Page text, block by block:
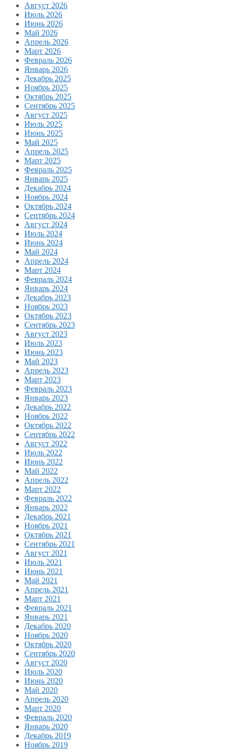
Август 2026
Июль 2026
Июнь 2026
Май 2026
Апрель 2026
Март 2026
Февраль 2026
Январь 2026
Декабрь 2025
Ноябрь 2025
Октябрь 2025
Сентябрь 2025
Август 2025
Июль 2025
Июнь 2025
Май 2025
Апрель 2025
Март 2025
Февраль 2025
Январь 2025
Декабрь 2024
Ноябрь 2024
Октябрь 2024
Сентябрь 2024
Август 2024
Июль 2024
Июнь 2024
Май 2024
Апрель 2024
Март 2024
Февраль 2024
Январь 2024
Декабрь 2023
Ноябрь 2023
Октябрь 2023
Сентябрь 2023
Август 2023
Июль 2023
Июнь 2023
Май 2023
Апрель 2023
Март 2023
Февраль 2023
Январь 2023
Декабрь 2022
Ноябрь 2022
Октябрь 2022
Сентябрь 2022
Август 2022
Июль 2022
Июнь 2022
Май 2022
Апрель 2022
Март 2022
Февраль 2022
Январь 2022
Декабрь 2021
Ноябрь 2021
Октябрь 2021
Сентябрь 2021
Август 2021
Июль 2021
Июнь 2021
Май 2021
Апрель 2021
Март 2021
Февраль 2021
Январь 2021
Декабрь 2020
Ноябрь 2020
Октябрь 2020
Сентябрь 2020
Август 2020
Июль 2020
Июнь 2020
Май 2020
Апрель 2020
Март 2020
Февраль 2020
Январь 2020
Декабрь 2019
Ноябрь 2019